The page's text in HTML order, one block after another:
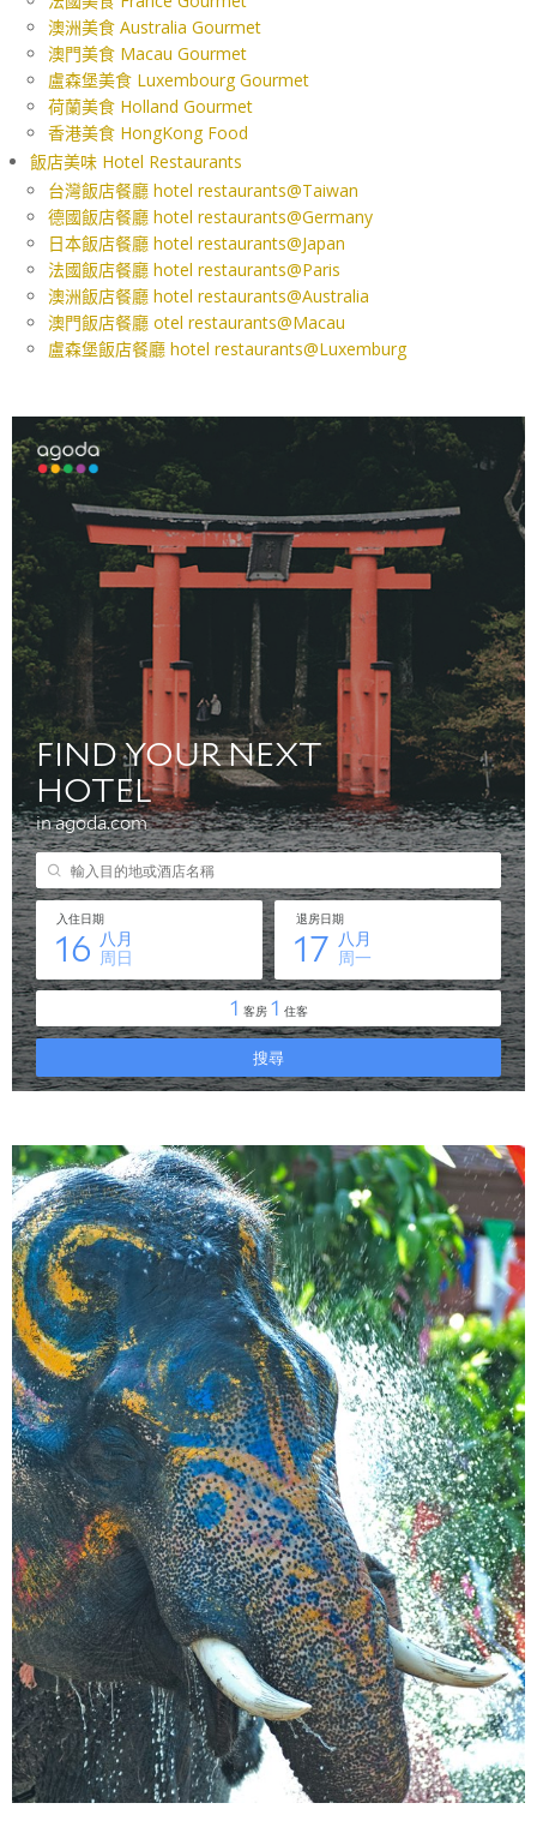
澳洲美食 Australia Gourmet
澳門美食 Macau Gourmet
盧森堡美食 Luxembourg Gourmet
荷蘭美食 Holland Gourmet
香港美食 HongKong Food
飯店美味 Hotel Restaurants
台灣飯店餐廳 hotel restaurants@Taiwan
德國飯店餐廳 hotel restaurants@Germany
日本飯店餐廳 hotel restaurants@Japan
法國飯店餐廳 hotel restaurants@Paris
澳洲飯店餐廳 hotel restaurants@Australia
澳門飯店餐廳 otel restaurants@Macau
盧森堡飯店餐廳 hotel restaurants@Luxemburg